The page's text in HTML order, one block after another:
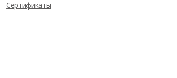
Сертификаты